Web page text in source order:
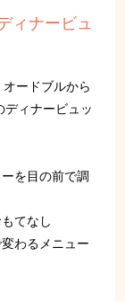
ィナービュ
ードブルから
ディナービュッ
を目の前で調
てなし
わるメニュー